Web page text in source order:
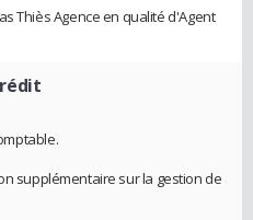
Thiès Agence en qualité d'Agent
supplémentaire sur la gestion de